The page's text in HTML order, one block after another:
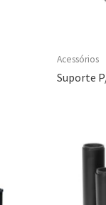
Acessórios
Suporte